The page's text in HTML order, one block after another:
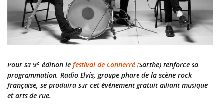
Pour sa 9e édition le festival de Connerré (Sarthe) renforce sa
programmation. Radio Elvis, groupe phare de la scène rock
française, se produira sur cet événement gratuit alliant musique
et arts de rue.